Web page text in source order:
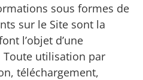
sous formes de
sur le Site sont la
l’objet d’une
Toute utilisation par
téléchargement,